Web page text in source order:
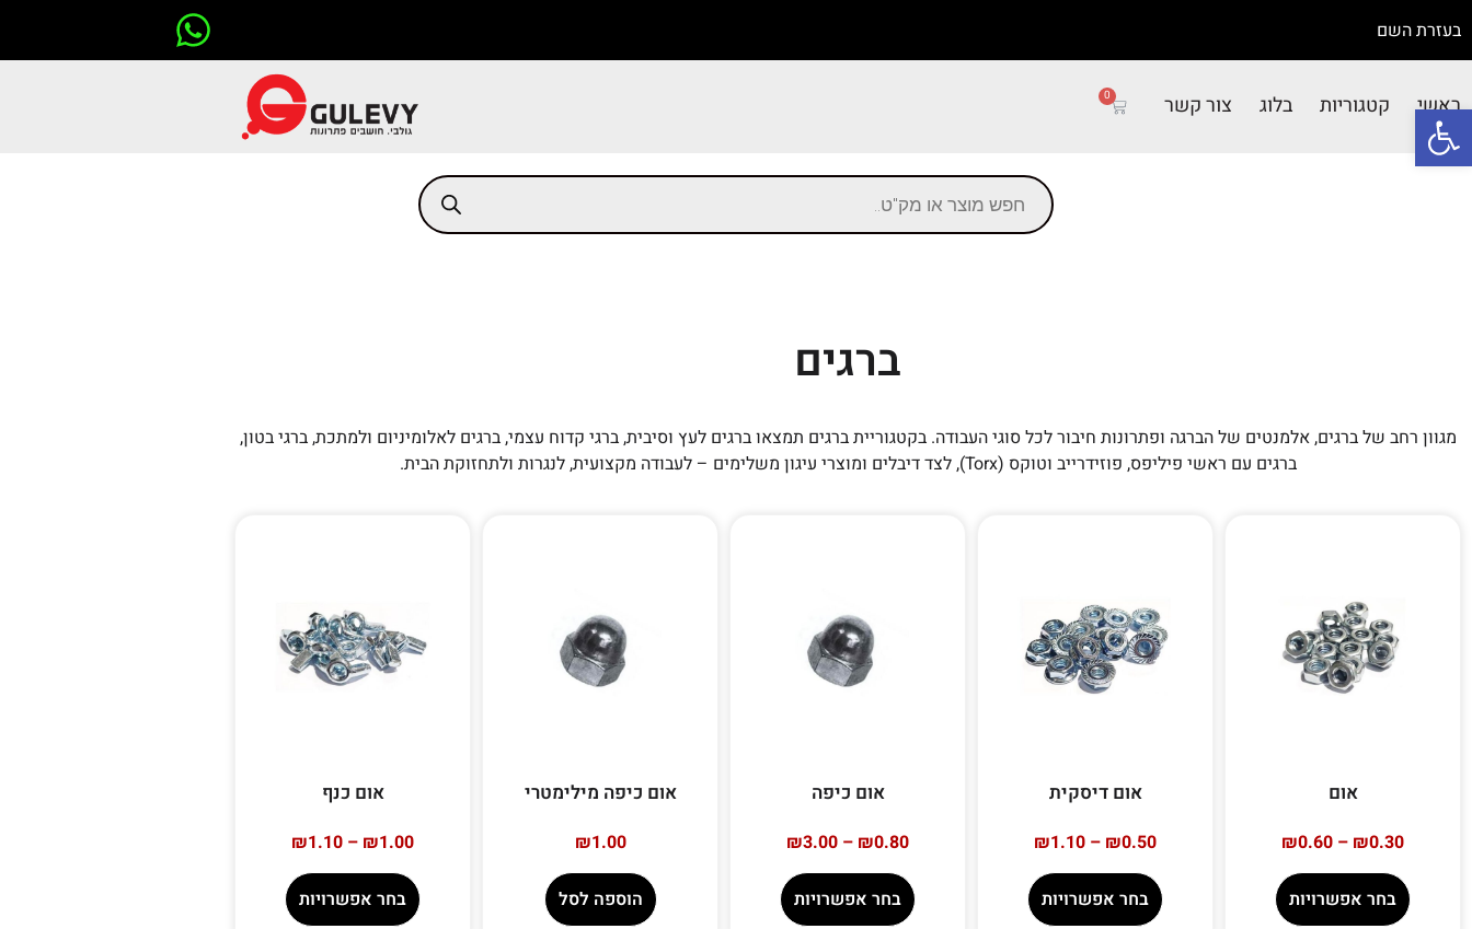
פתח סרגל נגישות
בעזרת השם
ראשי קטגוריות בלוג צור קשר 0
ברגים
מגוון רחב של ברגים, אלמנטים של הברגה ופתרונות חיבור לכל סוגי העבודה. בקטגוריית ברגים תמצאו ברגים לעץ וסיבית, ברגי קדוח עצמי, ברגים לאלומיניום ולמתכת, ברגי בטון,
ברגים עם ראשי פיליפס, פוזידרייב וטוקס (Torx), לצד דיבלים ומוצרי עיגון משלימים – לעבודה מקצועית, לנגרות ולתחזוקת הבית.
אום
₪0.30
–
₪0.60
בחר אפשרויות
אום דיסקית
₪0.50
–
₪1.10
בחר אפשרויות
אום כיפה
₪0.80
–
₪3.00
בחר אפשרויות
אום כיפה מילימטרי
₪1.00
הוספה לסל
אום כנף
₪1.00
–
₪1.10
בחר אפשרויות